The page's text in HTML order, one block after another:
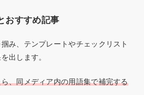
おすすめ記事
み、テンプレートやチェックリスト
出します。
、同メディア内の用語集で補完する